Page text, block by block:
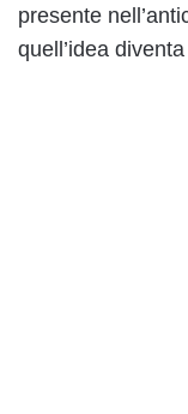
presente
quell’idea